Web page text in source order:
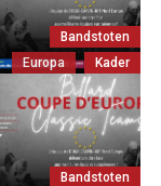
Bandstoten
Europa
Kader
Bandstoten